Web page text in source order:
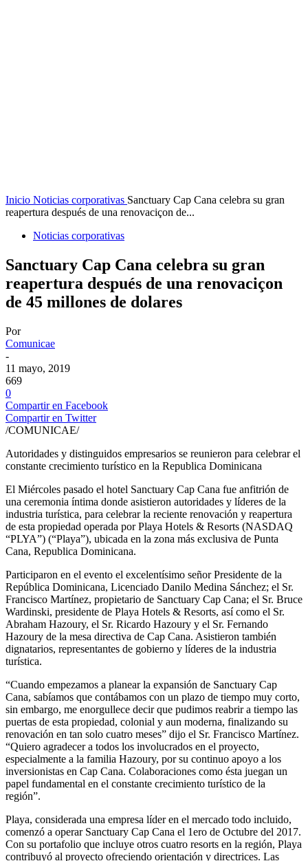
Inicio Noticias corporativas Sanctuary Cap Cana celebra su gran
reapertura después de una renovaciçon de...
Noticias corporativas
Sanctuary Cap Cana celebra su gran
reapertura después de una renovaciçon
de 45 millones de dolares
Por
Comunicae
-
11 mayo, 2019
669
0
Compartir en Facebook
Compartir en Twitter
/COMUNICAE/
Autoridades y distinguidos empresarios se reunieron para celebrar el
constante crecimiento turístico en la Republica Dominicana
El Miércoles pasado el hotel Sanctuary Cap Cana fue anfitrión de
una ceremonia íntima donde asistieron autoridades y líderes de la
industria turística, para celebrar la reciente renovación y reapertura
de esta propiedad operada por Playa Hotels & Resorts (NASDAQ
“PLYA”) (“Playa”), ubicada en la zona más exclusiva de Punta
Cana, Republica Dominicana.
Participaron en el evento el excelentísimo señor Presidente de la
República Dominicana, Licenciado Danilo Medina Sánchez; el Sr.
Francisco Martínez, propietario de Sanctuary Cap Cana; el Sr. Bruce
Wardinski, presidente de Playa Hotels & Resorts, así como el Sr.
Abraham Hazoury, el Sr. Ricardo Hazoury y el Sr. Fernando
Hazoury de la mesa directiva de Cap Cana. Asistieron también
dignatarios, representantes de gobierno y líderes de la industria
turística.
“Cuando empezamos a planear la expansión de Sanctuary Cap
Cana, sabíamos que contábamos con un plazo de tiempo muy corto,
sin embargo, me enorgullece decir que pudimos reabrir a tiempo las
puertas de esta propiedad, colonial y aun moderna, finalizando su
renovación en tan solo cuatro meses” dijo el Sr. Francisco Martínez.
“Quiero agradecer a todos los involucrados en el proyecto,
especialmente a la familia Hazoury, por su continuo apoyo a los
inversionistas en Cap Cana. Colaboraciones como ésta juegan un
papel fundamental en el constante crecimiento turístico de la
región”.
Playa, considerada una empresa líder en el mercado todo incluido,
comenzó a operar Sanctuary Cap Cana el 1ero de Octubre del 2017.
Con su portafolio que incluye otros cuatro resorts en la región, Playa
contribuyó al proyecto ofreciendo orientación y directrices. Las